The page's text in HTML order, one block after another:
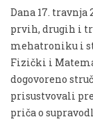
Dana 17. travnja
prvih, drugih i
mehatroniku i
Fizički i
dogovoreno
prisustvovali
priča o